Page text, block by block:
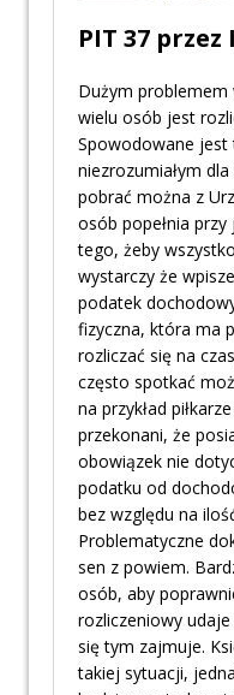
PIT 37
Dużym problemem
wielu osób jest
Spowodowane jest
niezrozumiałym
pobrać można z
osób popełnia przy
tego, żeby
wystarczy że
podatek
fizyczna, która ma
rozliczać się na
często spotkać
na przykład
przekonani, że
obowiązek nie
podatku od
bez względu na
Problematyczne
sen z powiem.
osób, aby
rozliczeniowy
się tym zajmuje.
takiej sytuacji,